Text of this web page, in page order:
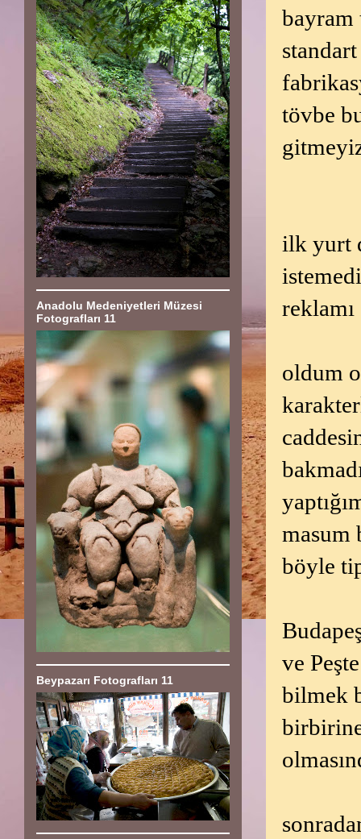
bayram
tövbe
ilk yurt
oldum
masum
böyle
ve
bilmek
Anadolu Medeniyetleri Müzesi
Fotografları 11
Beypazarı Fotografları 11